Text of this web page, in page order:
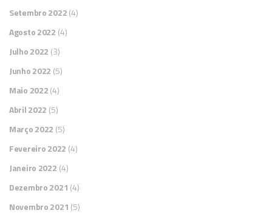
Setembro 2022(4)
Agosto 2022 (4)
Julho 2022 (3)
Junho 2022 (5)
Maio 2022(4)
Abril 2022 (5)
Março 2022 (5)
Fevereiro 2022 (4)
Janeiro 2022 (4)
Dezembro 2021 (4)
Novembro 2021 (5)